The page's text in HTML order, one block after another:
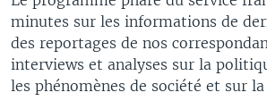
minutes sur les informations de
des reportages de nos
interviews et analyses sur la
les phénomènes de société et sur